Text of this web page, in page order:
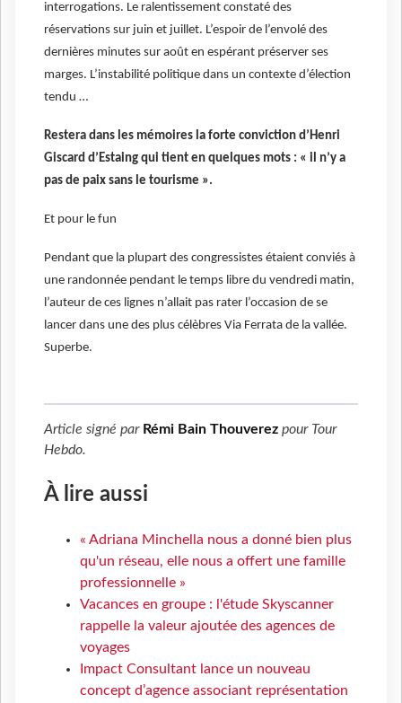
interrogations. Le ralentissement constaté des
réservations sur juin et juillet. L’espoir de l’envolé des
dernières minutes sur août en espérant préserver ses
marges. L’instabilité politique dans un contexte d’élection
tendu …
Restera dans les mémoires la forte conviction d’Henri
Giscard d’Estaing qui tient en quelques mots : « il n’y a
pas de paix sans le tourisme ».
Et pour le fun
Pendant que la plupart des congressistes étaient conviés à
une randonnée pendant le temps libre du vendredi matin,
l’auteur de ces lignes n’allait pas rater l’occasion de se
lancer dans une des plus célèbres Via Ferrata de la vallée.
Superbe.
Article signé par Rémi Bain Thouverez pour Tour
Hebdo.
À lire aussi
« Adriana Minchella nous a donné bien plus
qu'un réseau, elle nous a offert une famille
professionnelle »
Vacances en groupe : l'étude Skyscanner
rappelle la valeur ajoutée des agences de
voyages
Impact Consultant lance un nouveau
concept d’agence associant représentation